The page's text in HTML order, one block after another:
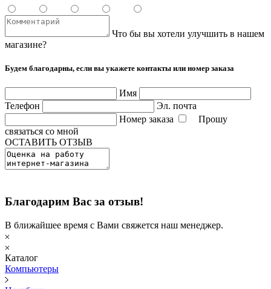
Что бы вы хотели улучшить в нашем
магазине?
Будем благодарны, если вы укажете контакты или номер заказа
Имя
Телефон
Эл. почта
Номер заказа
Прошу
связаться со мной
ОСТАВИТЬ ОТЗЫВ
Благодарим Вас за отзыв!
В ближайшее время с Вами свяжется наш менеджер.
Каталог
Компьютеры